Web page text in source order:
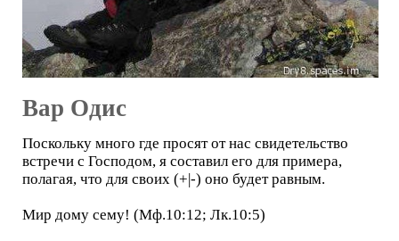
Вар Одис
Поскольку много где просят от нас свидетельство
встречи с Господом, я составил его для примера,
полагая, что для своих (+|-) оно будет равным.
Мир дому сему! (Мф.10:12; Лк.10:5)